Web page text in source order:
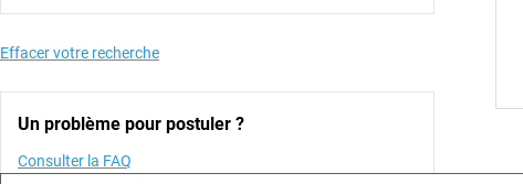
Effacer votre recherche
Un problème pour postuler ?
Consulter la FAQ